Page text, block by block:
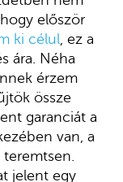
először
ki célul, ez a
ára. Néha
érzem
össze
garanciát a
van, a
teremtsen.
jelent egy